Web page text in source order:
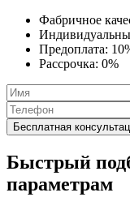
Фабричное
Предоплата:
Рассрочка: 0%
Быстрый
параметрам